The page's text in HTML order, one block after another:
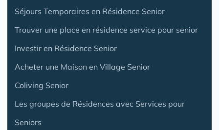
Séjours Temporaires en Résidence Senior
Trouver une place en résidence service pour senior
Investir en Résidence Senior
Acheter une Maison en Village Senior
Coliving Senior
Les groupes de Résidences avec Services pour
Seniors